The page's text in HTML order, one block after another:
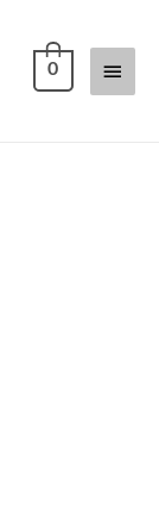
Menu
0